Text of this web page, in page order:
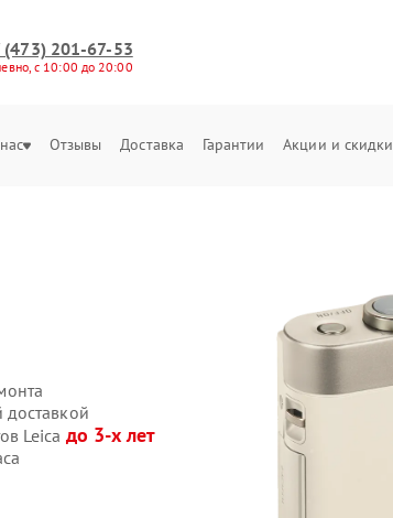
(473) 201-67-53
с 10:00 до 20:00
Отзывы Доставка Гарантии Акции и скидки
доставкой
Leica до 3-х лет